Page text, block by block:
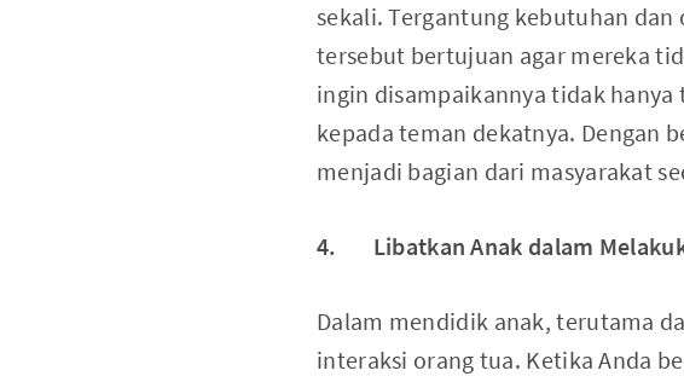
sekali. Tergantung kebutuhan
tersebut bertujuan agar mereka
ingin disampaikannya tidak
kepada teman dekatnya. Dengan
menjadi bagian dari masyarakat
4. Libatkan Anak dalam
Dalam mendidik anak, terutama
interaksi orang tua. Ketika Anda